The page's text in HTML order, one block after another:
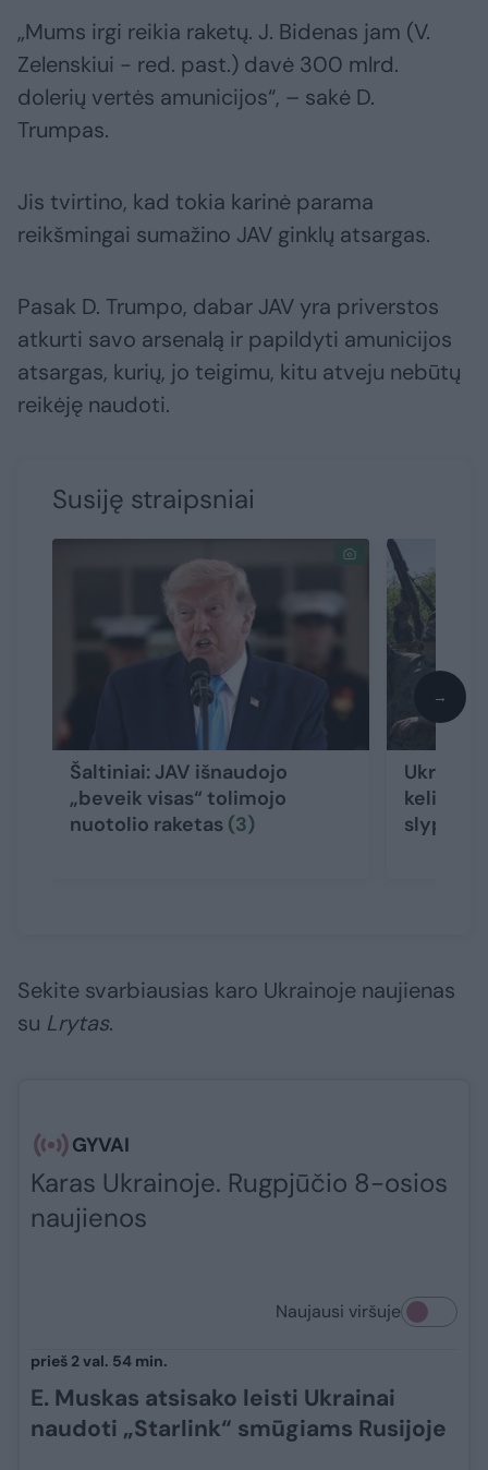
„Mums irgi reikia raketų. J. Bidenas jam (V.
Zelenskiui - red. past.) davė 300 mlrd.
dolerių vertės amunicijos“, – sakė D.
Trumpas.
Jis tvirtino, kad tokia karinė parama
reikšmingai sumažino JAV ginklų atsargas.
Pasak D. Trumpo, dabar JAV yra priverstos
atkurti savo arsenalą ir papildyti amunicijos
atsargas, kurių, jo teigimu, kitu atveju nebūtų
reikėję naudoti.
Susiję straipsniai
Šaltiniai: JAV išnaudojo
„beveik visas“ tolimojo
nuotolio raketas (3)
keliantis
slypi
→
Sekite svarbiausias karo Ukrainoje naujienas
su Lrytas.​​​
GYVAI
Karas Ukrainoje. Rugpjūčio 8-osios
naujienos
Naujausi viršuje
prieš 2 val. 54 min.
E. Muskas atsisako leisti Ukrainai
naudoti „Starlink“ smūgiams Rusijoje